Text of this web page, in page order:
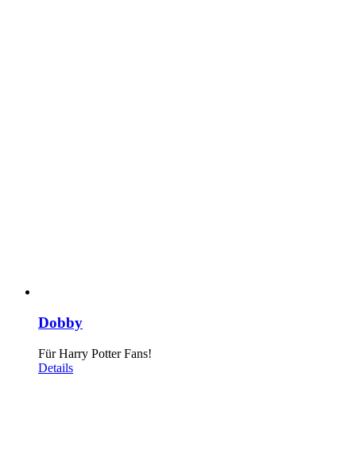
Dobby
Für Harry Potter Fans!
Details